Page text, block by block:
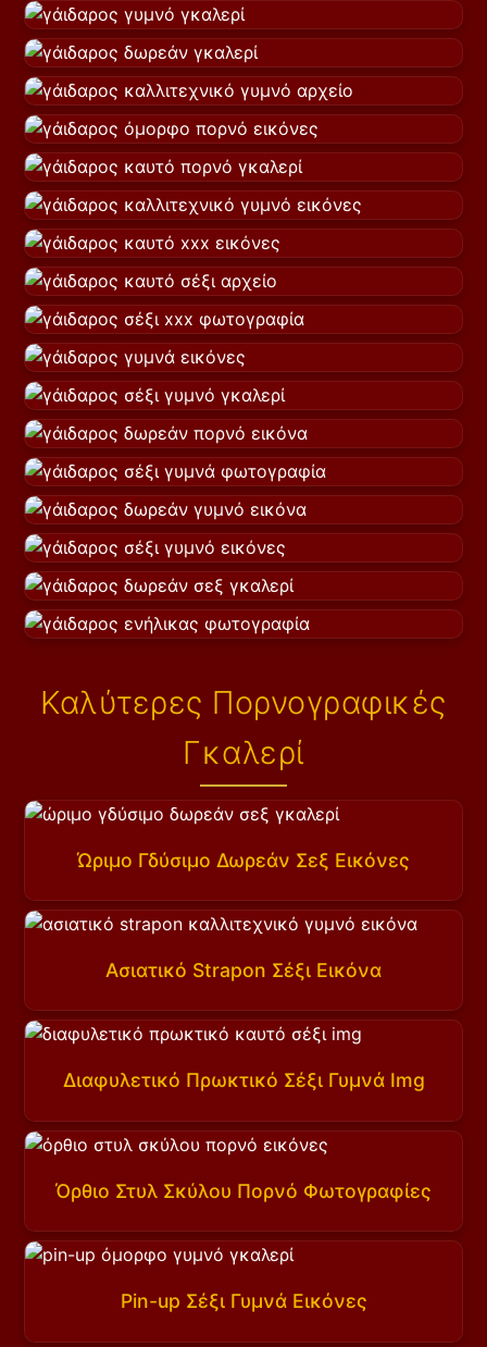
Καλύτερες Πορνογραφικές
Γκαλερί
Ώριμο Γδύσιμο Δωρεάν Σεξ Εικόνες
Ασιατικό Strapon Σέξι Εικόνα
Διαφυλετικό Πρωκτικό Σέξι Γυμνά Img
Όρθιο Στυλ Σκύλου Πορνό Φωτογραφίες
Pin-up Σέξι Γυμνά Εικόνες